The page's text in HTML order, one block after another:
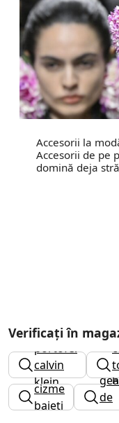
Accesorii la
Accesorii de pe
domină deja
Verificați în
portofel
calvin
klein
cizme
baieti
de